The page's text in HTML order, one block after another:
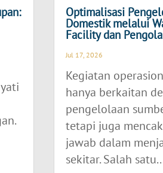
Optimalisasi
Domestik melalui
Facility dan
Jul 17, 2026
Kegiatan
hanya berkaitan
pengelolaan
tetapi juga
jawab dalam
sekitar. Salah